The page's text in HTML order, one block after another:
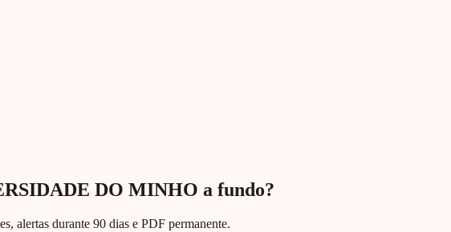
DO MINHO a fundo?
alertas durante 90 dias e PDF permanente.